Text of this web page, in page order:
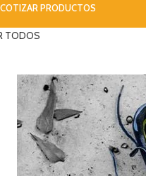
COTIZAR PRODUCTOS
TODOS